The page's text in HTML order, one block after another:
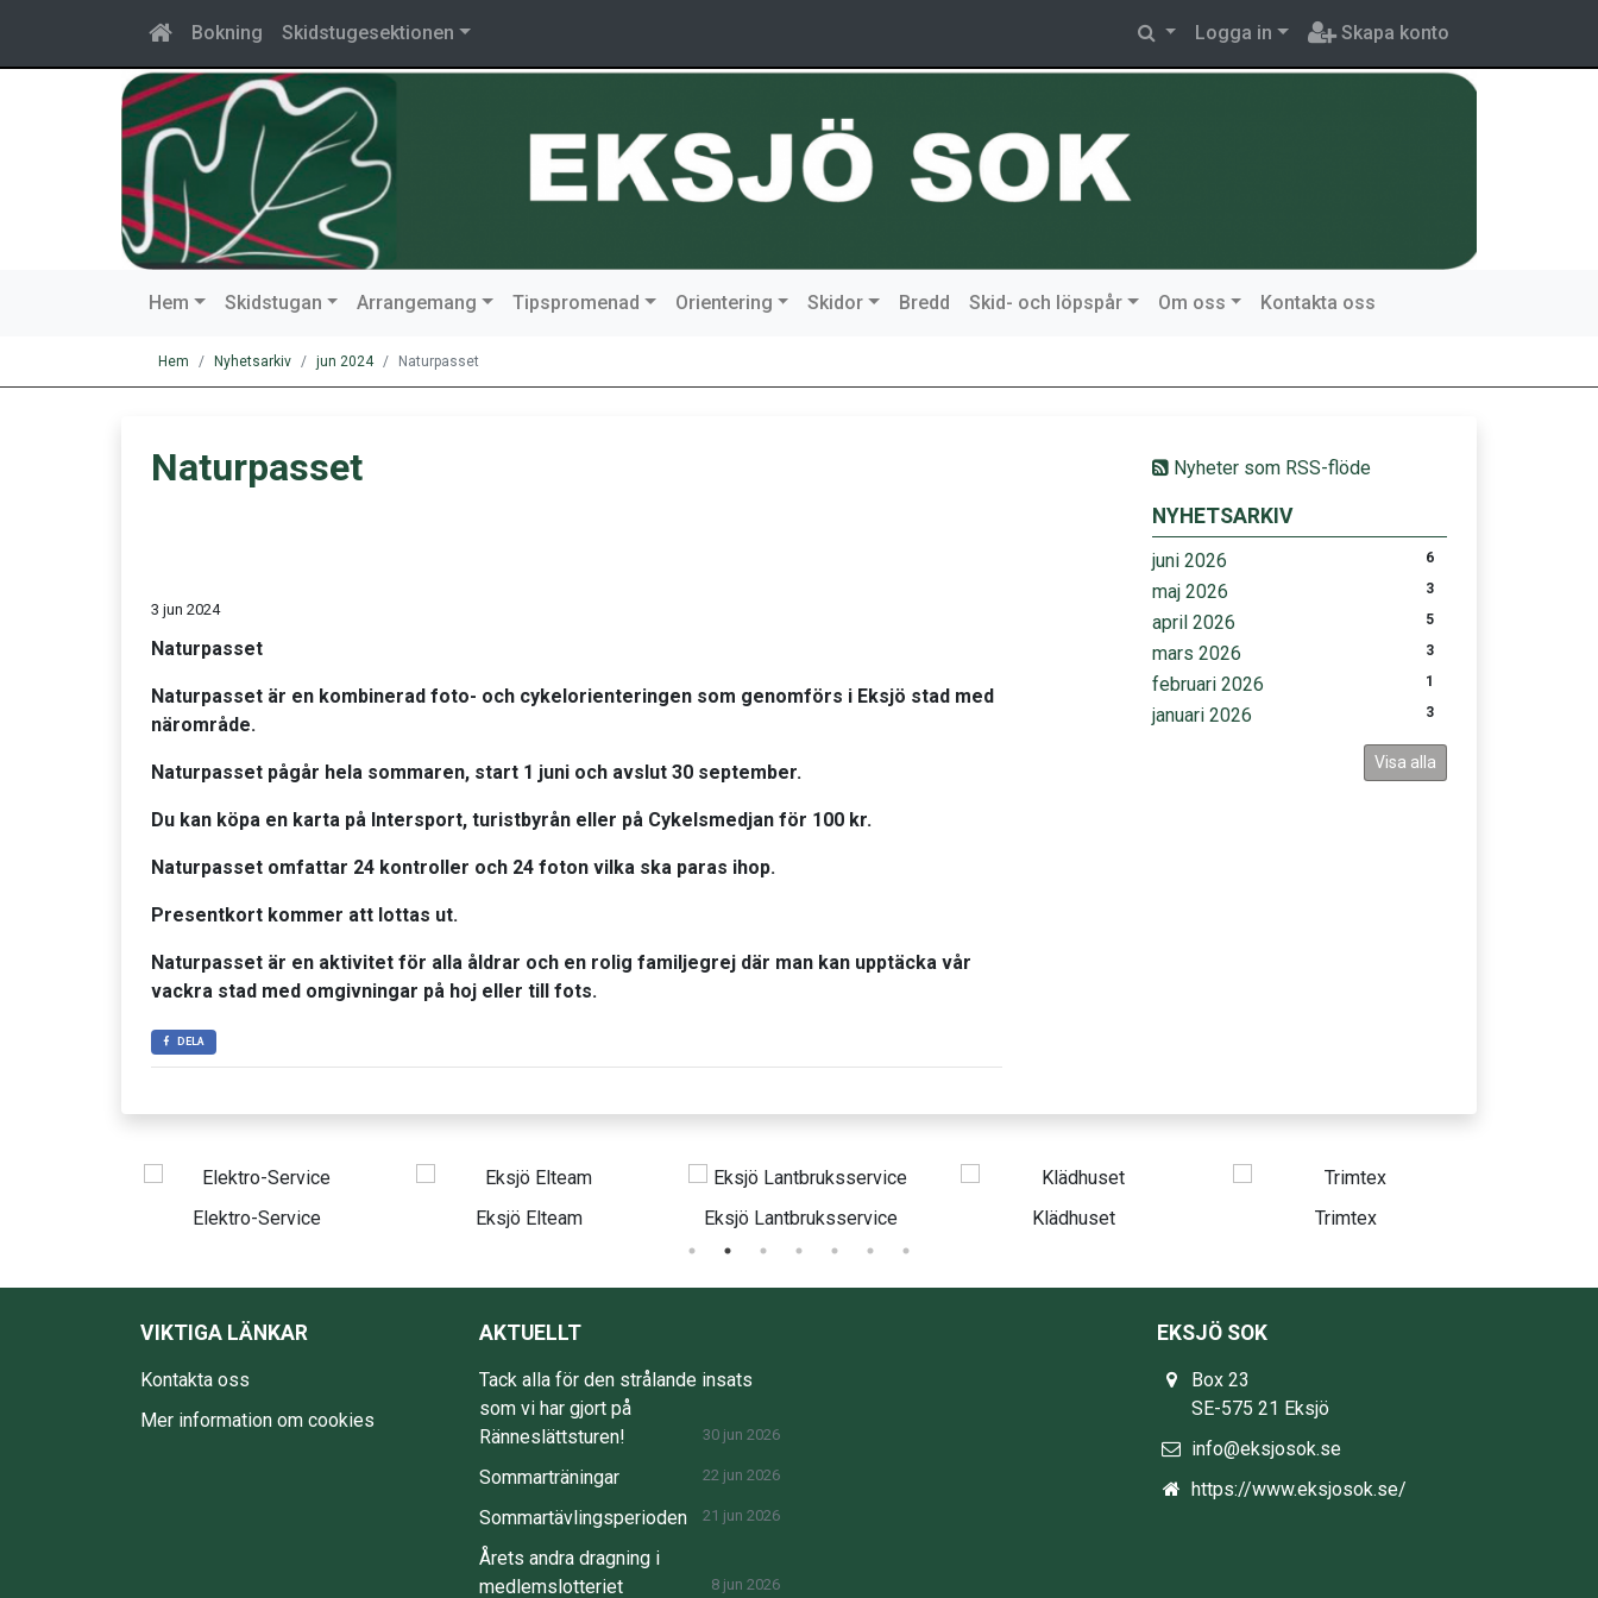
Bokning Skidstugesektionen Logga in Skapa konto
Hem Skidstugan Arrangemang Tipspromenad Orientering Skidor Bredd Skid- och löpspår Om oss Kontakta oss
Hem Nyhetsarkiv jun 2024 Naturpasset
Nyheter som RSS-flöde
NYHETSARKIV
juni 2026 6
maj 2026 3
april 2026 5
mars 2026 3
februari 2026 1
januari 2026 3
Visa alla
Naturpasset
3 jun 2024
Naturpasset
Naturpasset är en kombinerad foto- och cykelorienteringen som genomförs i Eksjö stad med
närområde.
Naturpasset pågår hela sommaren, start 1 juni och avslut 30 september.
Du kan köpa en karta på Intersport, turistbyrån eller på Cykelsmedjan för 100 kr.
Naturpasset omfattar 24 kontroller och 24 foton vilka ska paras ihop.
Presentkort kommer att lottas ut.
Naturpasset är en aktivitet för alla åldrar och en rolig familjegrej där man kan upptäcka vår
vackra stad med omgivningar på hoj eller till fots.
DELA
Eksjö Elteam Eksjö Lantbruksservice Klädhuset Trimtex Swedbank
VIKTIGA LÄNKAR
Kontakta oss
Mer information om cookies
AKTUELLT
Tack alla för den strålande insats
som vi har gjort på
Ränneslättsturen!
30 jun 2026
Sommarträningar 22 jun 2026
Sommartävlingsperioden 21 jun 2026
Årets andra dragning i
medlemslotteriet
8 jun 2026
EKSJÖ SOK
Box 23
SE-575 21 Eksjö
info@eksjosok.se
https://www.eksjosok.se/